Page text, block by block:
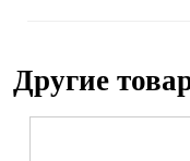
Другие